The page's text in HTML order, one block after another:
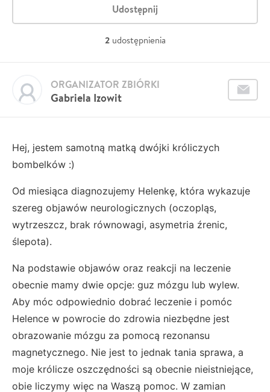
Udostępnij
2 udostępnienia
Gabriela Izowit
ORGANIZATOR ZBIÓRKI
Hej, jestem samotną matką dwójki króliczych
bombelków :)
Od miesiąca diagnozujemy Helenkę, która wykazuje
szereg objawów neurologicznych (oczopląs,
wytrzeszcz, brak równowagi, asymetria źrenic,
ślepota).
Na podstawie objawów oraz reakcji na leczenie
obecnie mamy dwie opcje: guz mózgu lub wylew.
Aby móc odpowiednio dobrać leczenie i pomóc
Helence w powrocie do zdrowia niezbędne jest
obrazowanie mózgu za pomocą rezonansu
magnetycznego. Nie jest to jednak tania sprawa, a
moje królicze oszczędności są obecnie nieistniejące,
obie liczymy więc na Waszą pomoc. W zamian